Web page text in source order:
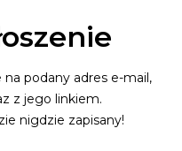
na podany adres e-mail,
z jego linkiem.
nigdzie zapisany!